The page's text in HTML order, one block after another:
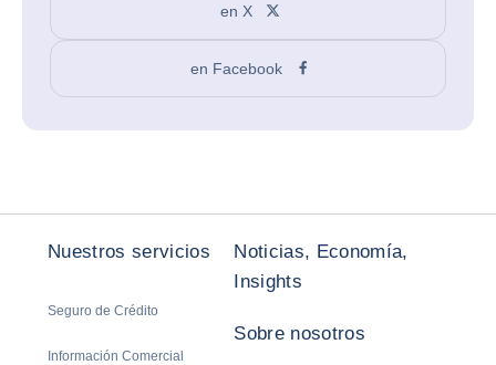
en X
en Facebook
Nuestros servicios
Seguro de Crédito
Información Comercial
Noticias, Economía,
Insights
Sobre nosotros